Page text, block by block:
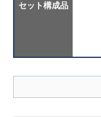
セット構成品